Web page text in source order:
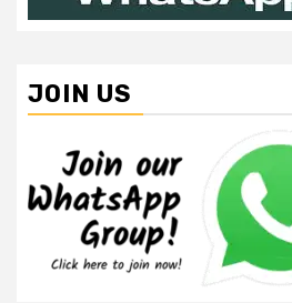
JOIN US